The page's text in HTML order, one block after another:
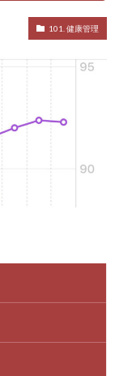
101. 健康管理